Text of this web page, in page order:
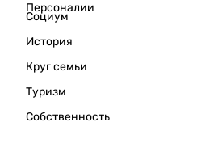
Персоналии
Социум
История
Круг семьи
Туризм
Собственность